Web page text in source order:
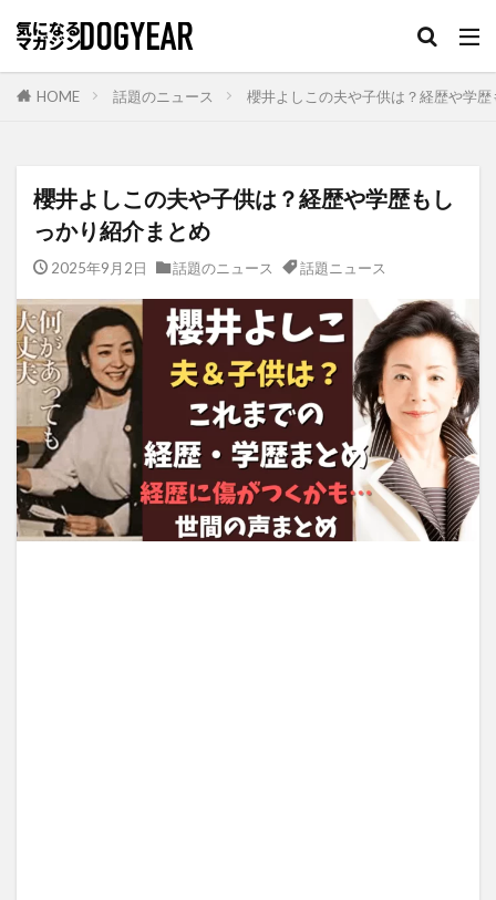
HOME 話題のニュース 櫻井よしこの夫や子供は？経歴や学
櫻井よしこの夫や子供は？経歴や学歴もし
っかり紹介まとめ
2025年9月2日 話題のニュース 話題ニュース